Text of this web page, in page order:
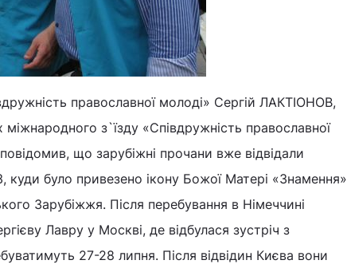
православної молоді» Сергій ЛАКТІОНОВ,
з`їзду «Співдружність православної
що зарубіжні прочани вже відвідали
було привезено ікону Божої Матері «Знамення»
Зарубіжжя. Після перебування в Німеччині
Лавру у Москві, де відбулася зустріч з
27-28 липня. Після відвідин Києва вони